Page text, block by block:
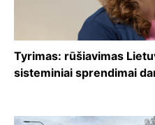
Tyrimas: rūšiavimas
sisteminiai sprendimai